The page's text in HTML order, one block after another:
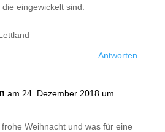
eingewickelt sind.
Antworten
am 24. Dezember 2018 um
Weihnacht und was für eine